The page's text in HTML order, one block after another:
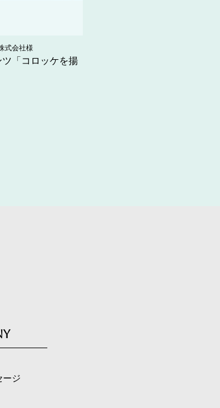
式会社様
「コロッケを揚
ージ